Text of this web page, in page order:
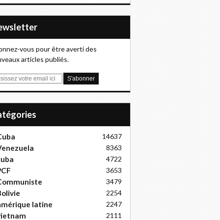
vous pour être averti des
articles publiés.
14637
8363
4722
3653
3479
2254
latine 2247
2111